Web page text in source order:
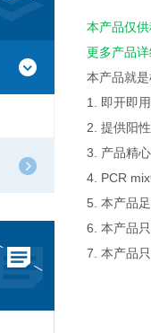
本产品仅
更多产品
本产品就
1. 即开即
2. 提供阳
3. 产品精
4. PCR
5. 本产品
6. 本产品
7. 本产品